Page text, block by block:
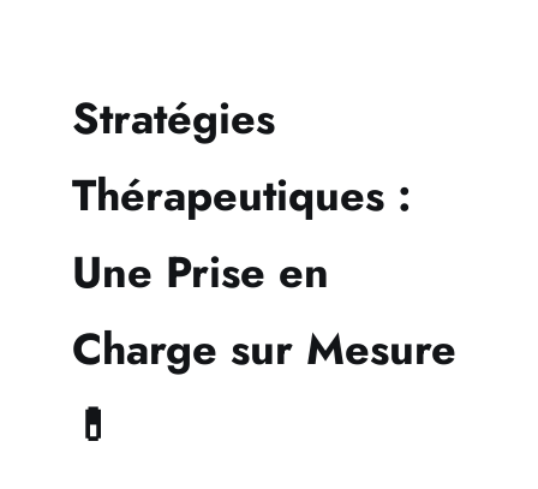
Stratégies
Thérapeutiques :
Une Prise en
Charge sur Mesure
💊